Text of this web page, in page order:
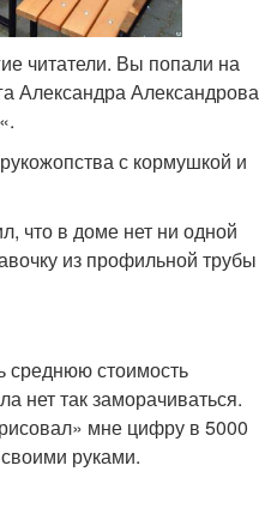
читатели. Вы попали на
Александра Александрова
с кормушкой и
что в доме нет ни одной
из профильной трубы
стоимость
нет так заморачиваться.
мне цифру в 5000
руками.